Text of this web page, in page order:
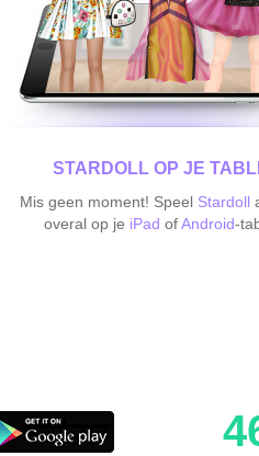
STARDOLL OP JE
Mis geen moment! Speel Stardoll
overal op je iPad ofAndroid-